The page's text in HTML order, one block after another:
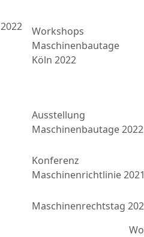
2022
Workshops
Maschinenbautage
Köln 2022
Ausstellung
Maschinenbautage 2022
Konferenz
Maschinenrichtlinie
Maschinenrechtstag